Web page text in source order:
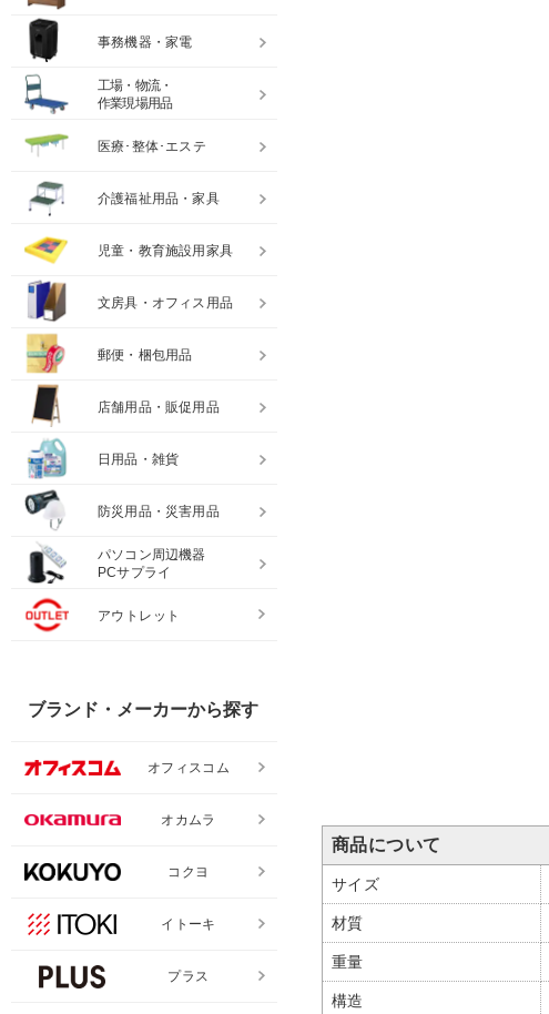
商品について
サイズ
材質
重量
構造
事務機器・家電
工場・物流・
作業現場用品
医療･整体･エステ
介護福祉用品・家具
児童・教育施設用家具
文房具・オフィス用品
郵便・梱包用品
店舗用品・販促用品
日用品・雑貨
防災用品・災害用品
パソコン周辺機器
PCサプライ
アウトレット
ブランド・メーカーから探す
オフィスコム
オカムラ
コクヨ
イトーキ
プラス